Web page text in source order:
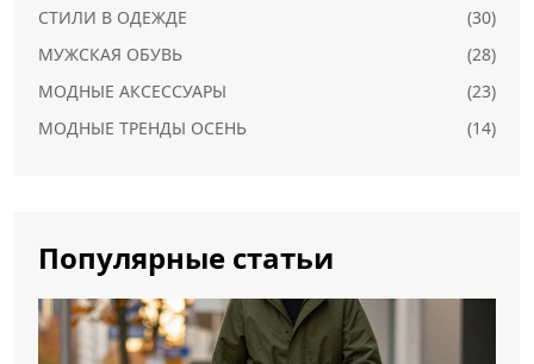
СТИЛИ В ОДЕЖДЕ
(30)
МУЖСКАЯ ОБУВЬ
(28)
МОДНЫЕ АКСЕССУАРЫ
(23)
МОДНЫЕ ТРЕНДЫ ОСЕНЬ
(14)
Популярные статьи